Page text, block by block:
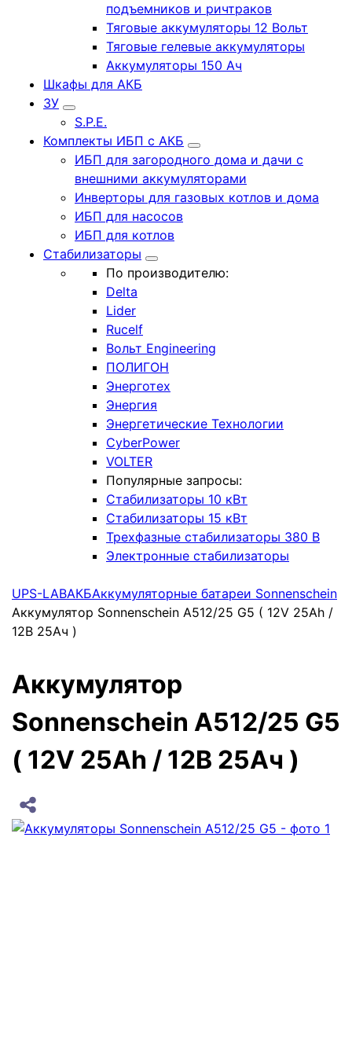
подъемников и ричтраков
Тяговые аккумуляторы 12 Вольт
Тяговые гелевые аккумуляторы
Аккумуляторы 150 Ач
Шкафы для АКБ
ЗУ
S.P.E.
Комплекты ИБП с АКБ
ИБП для загородного дома и дачи с
внешними аккумуляторами
Инверторы для газовых котлов и дома
ИБП для насосов
ИБП для котлов
Стабилизаторы
По производителю:
Delta
Lider
Rucelf
Вольт Engineering
ПОЛИГОН
Энерготех
Энергия
Энергетические Технологии
CyberPower
VOLTER
Популярные запросы:
Стабилизаторы 10 кВт
Стабилизаторы 15 кВт
Трехфазные стабилизаторы 380 В
Электронные стабилизаторы
UPS-LABАКБАккумуляторные батареи Sonnenschein
Аккумулятор Sonnenschein A512/25 G5 ( 12V 25Ah /
12В 25Ач )
Аккумулятор
Sonnenschein A512/25 G5
( 12V 25Ah / 12В 25Ач )